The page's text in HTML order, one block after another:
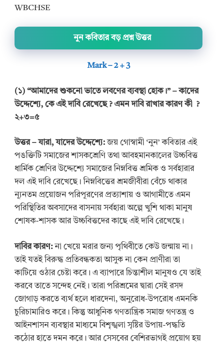
WBCHSE
নুন কবিতার বড় প্রশ্ন উত্তর
Mark – 2 + 3
(১) “আমাদের শুকনো ভাতে লবণের ব্যবস্থা হোক।” – কাদের
উদ্দেশ্যে, কে এই দাবি রেখেছে ? এমন দাবি রাখার কারণ কী ?
২+৩=৫
উত্তর– যারা, যাদের উদ্দেশ্যে:জয় গোস্বামী ‘নুন’ কবিতার এই
পঙক্তিটি সমাজের শাসকশ্রেণি তথা আবহমানকালের উচ্চবিত্ত
ধার্মিক শ্রেণির উদ্দেশ্যে সমাজের নিম্নবিত্ত শ্রমিক ও সর্বহারার
দল এই দাবি রেখেছে। নিম্নবিত্তের শ্রমজীবীরা বেঁচে থাকার
ন্যূনতম প্রয়োজন পরিপূরণের প্রত্যাশায় ও আগামীতে এমন
পরিস্থিতির অবসাদের বাসনায় সর্বহারা অল্পে খুশি থাকা মানুষ
শোষক-শাসক আর উচ্চবিত্তদের কাছে এই দাবি রেখেছে।
দাবির কারণ:না খেয়ে মরার জন্য পৃথিবীতে কেউ জন্মায় না।
তাই যতই বিরুদ্ধ প্রতিবন্ধকতা আসুক না কেন প্রাণীরা তা
কাটিয়ে ওঠার চেষ্টা করে। এ ব্যাপারে চিন্তাশীল মানুষও যে তাই
করবে তাতে সন্দেহ নেই। তারা পরিশ্রমের দ্বারা সেই রসদ
জোগাড় করতে ব্যর্থ হলে ধারদেনা, অনুরোধ-উপরোধ এমনকি
চুরিচামারিও করে। কিন্তু আধুনিক গণতান্ত্রিক সমাজ গণতন্ত্র ও
আইনশাসন ব্যবস্থার মাধ্যমে বিশৃঙ্খলা সৃষ্টির উপায়-পদ্ধতি
কঠোর হাতে দমন করে। আর সেসবের বেশিরভাগই প্রয়োগ হয়